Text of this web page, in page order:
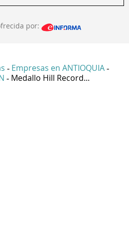
por:
- Empresas en ANTIOQUIA -
- Medallo Hill Record...